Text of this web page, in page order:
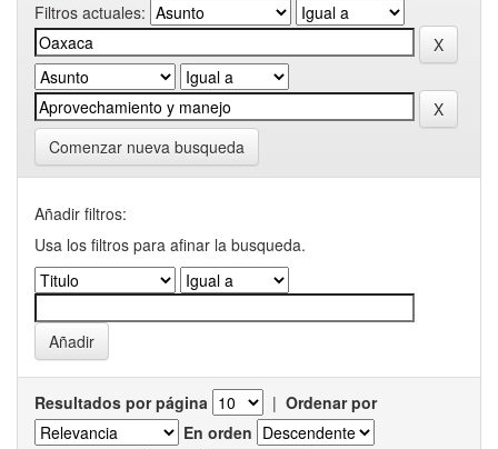
Filtros actuales:
Comenzar nueva busqueda
Añadir filtros:
Usa los filtros para afinar la busqueda.
Resultados por página | Ordenar por
En orden